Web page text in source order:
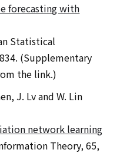
forecasting with
Statistical
(Supplementary
the link.)
J. Lv and W. Lin
network learning
Theory, 65,